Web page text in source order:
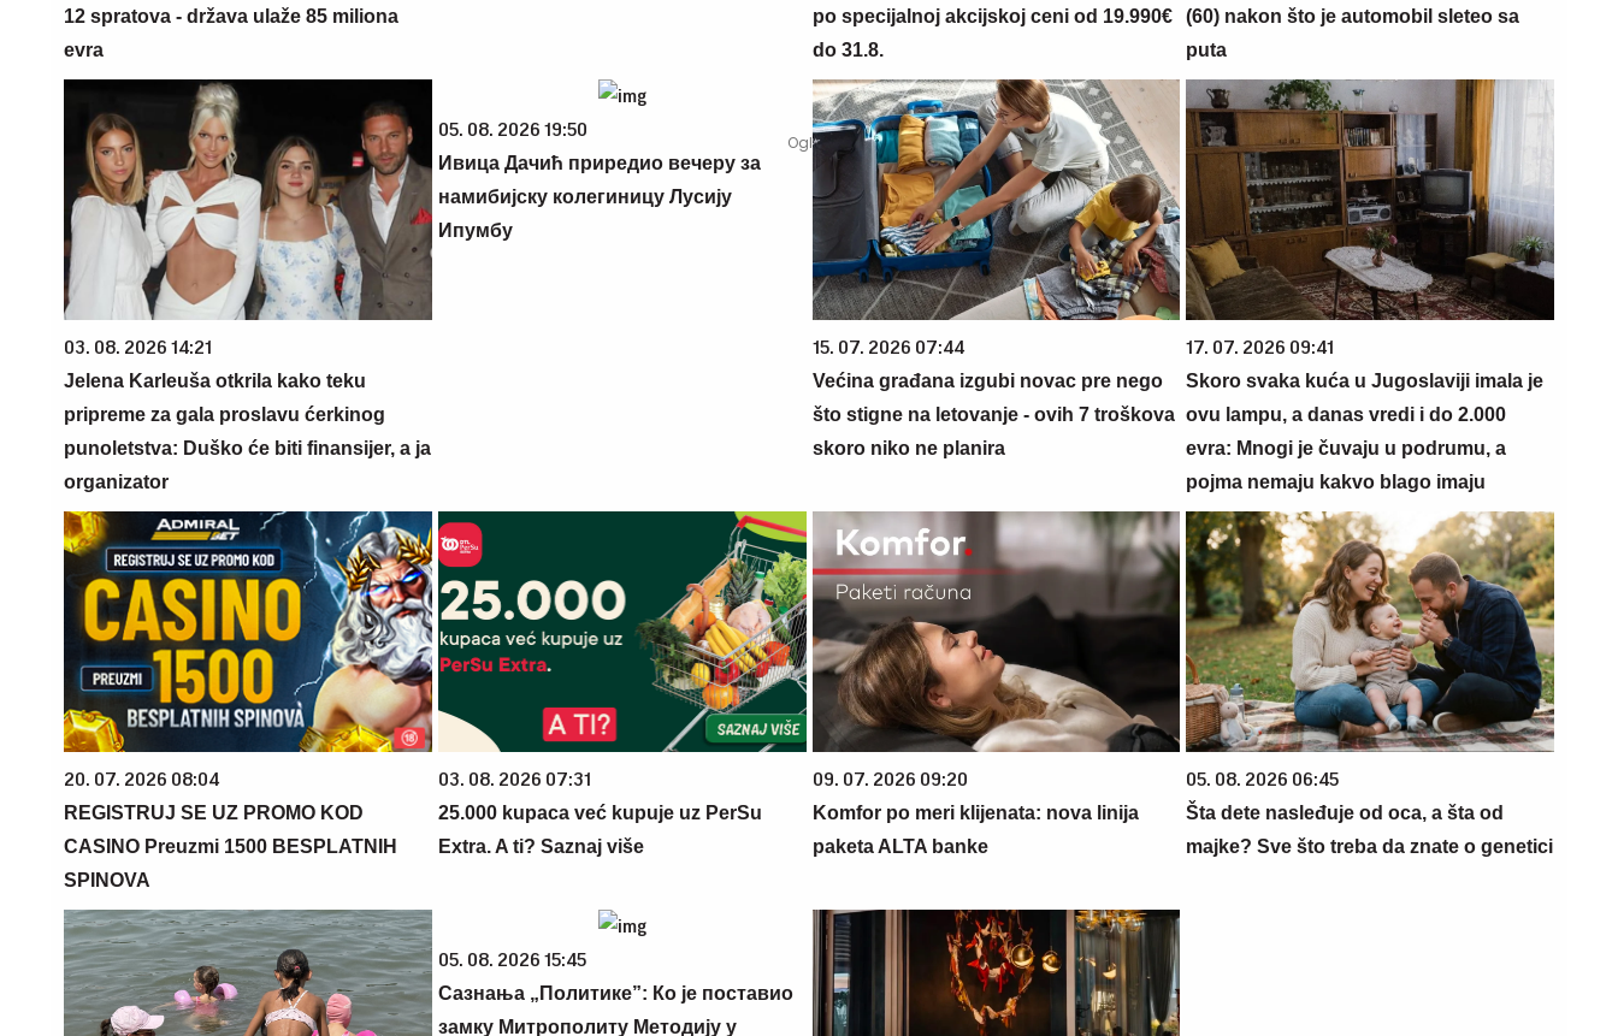
12 spratova - država ulaže 85 miliona
evra
po specijalnoj akcijskoj ceni od 19.990€
do 31.8.
(60) nakon što je automobil sleteo sa
puta
03. 08. 2026 14:21
Jelena Karleuša otkrila kako teku
pripreme za gala proslavu ćerkinog
punoletstva: Duško će biti finansijer, a ja
organizator
05. 08. 2026 19:50
Ивица Дачић приредио вечеру за
намибијску колегиницу Лусију
Ипумбу
15. 07. 2026 07:44
Većina građana izgubi novac pre nego
što stigne na letovanje - ovih 7 troškova
skoro niko ne planira
17. 07. 2026 09:41
Skoro svaka kuća u Jugoslaviji imala je
ovu lampu, a danas vredi i do 2.000
evra: Mnogi je čuvaju u podrumu, a
pojma nemaju kakvo blago imaju
20. 07. 2026 08:04
REGISTRUJ SE UZ PROMO KOD
CASINO Preuzmi 1500 BESPLATNIH
SPINOVA
03. 08. 2026 07:31
25.000 kupaca već kupuje uz PerSu
Extra. A ti? Saznaj više
09. 07. 2026 09:20
Komfor po meri klijenata: nova linija
paketa ALTA banke
05. 08. 2026 06:45
Šta dete nasleđuje od oca, a šta od
majke? Sve što treba da znate o genetici
05. 08. 2026 15:45
Сазнања „Политике”: Ко је поставио
замку Митрополиту Методију у